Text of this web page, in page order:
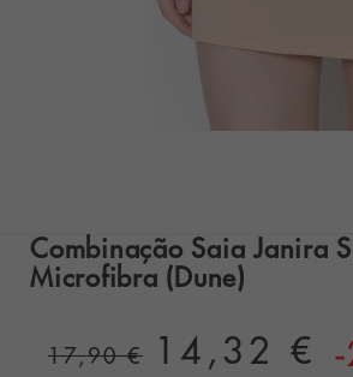
Combinação Saia Janira
Microfibra (Dune)
17,90 € 14,32 € -